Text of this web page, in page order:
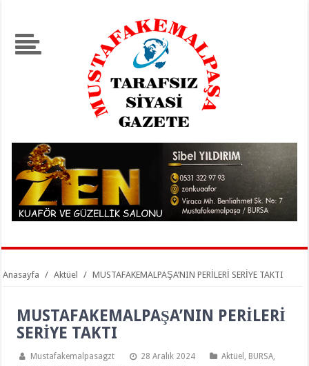
Anasayfa / Aktüel / MUSTAFAKEMALPAŞA’NIN PERİLERİ SERİYE TAKTI
MUSTAFAKEMALPAŞA’NIN PERİLERİ
SERİYE TAKTI
Mustafakemalpasagzt 28 Aralık 2024 Aktüel BURSA,